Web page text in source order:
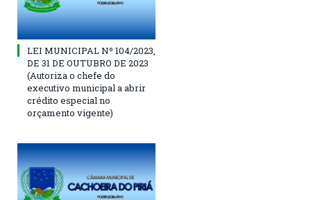
LEI MUNICIPAL Nº 104/2023,
DE 31 DE OUTUBRO DE 2023
(Autoriza o chefe do
executivo municipal a abrir
crédito especial no
orçamento vigente)